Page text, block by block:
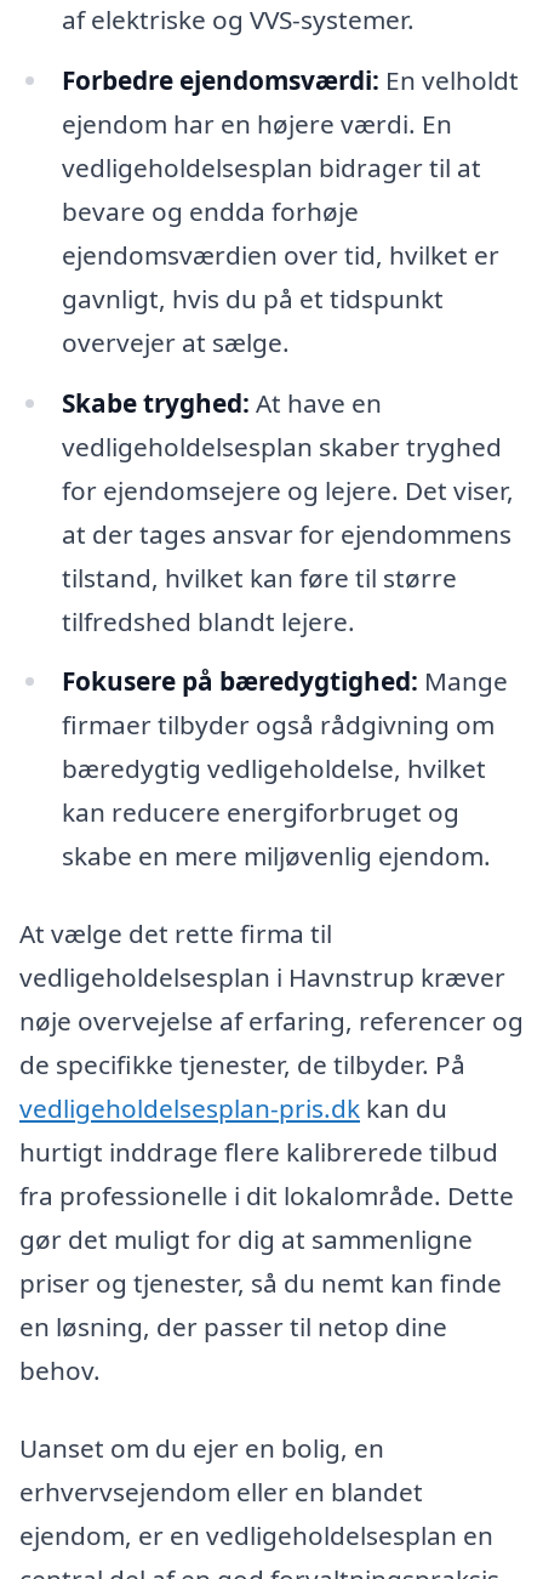
af elektriske og VVS-systemer.
Forbedre ejendomsværdi: En velholdt
ejendom har en højere værdi. En
vedligeholdelsesplan bidrager til at
bevare og endda forhøje
ejendomsværdien over tid, hvilket er
gavnligt, hvis du på et tidspunkt
overvejer at sælge.
Skabe tryghed: At have en
vedligeholdelsesplan skaber tryghed
for ejendomsejere og lejere. Det viser,
at der tages ansvar for ejendommens
tilstand, hvilket kan føre til større
tilfredshed blandt lejere.
Fokusere på bæredygtighed: Mange
firmaer tilbyder også rådgivning om
bæredygtig vedligeholdelse, hvilket
kan reducere energiforbruget og
skabe en mere miljøvenlig ejendom.
At vælge det rette firma til
vedligeholdelsesplan i Havnstrup kræver
nøje overvejelse af erfaring, referencer og
de specifikke tjenester, de tilbyder. På
vedligeholdelsesplan-pris.dk kan du
hurtigt inddrage flere kalibrerede tilbud
fra professionelle i dit lokalområde. Dette
gør det muligt for dig at sammenligne
priser og tjenester, så du nemt kan finde
en løsning, der passer til netop dine
behov.
Uanset om du ejer en bolig, en
erhvervsejendom eller en blandet
ejendom, er en vedligeholdelsesplan en